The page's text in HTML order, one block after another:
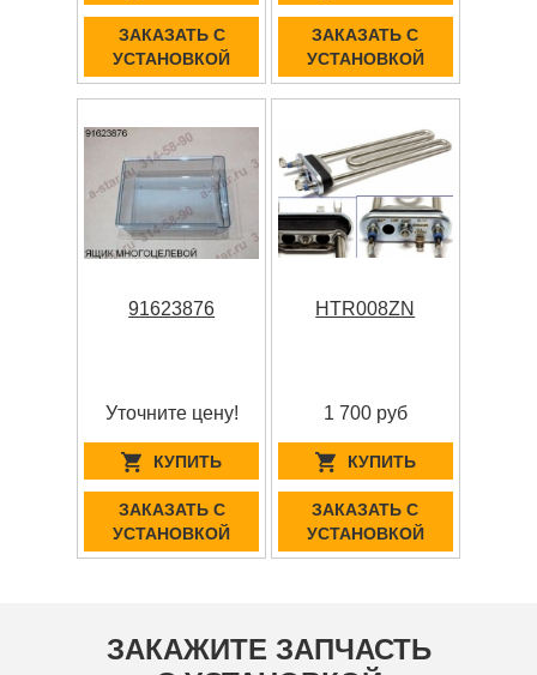
ЗАКАЗАТЬ С
УСТАНОВКОЙ
ЗАКАЗАТЬ С
УСТАНОВКОЙ
91623876
Уточните цену!
КУПИТЬ
ЗАКАЗАТЬ С
УСТАНОВКОЙ
HTR008ZN
1 700 руб
КУПИТЬ
ЗАКАЗАТЬ С
УСТАНОВКОЙ
ЗАКАЖИТЕ ЗАПЧАСТЬ